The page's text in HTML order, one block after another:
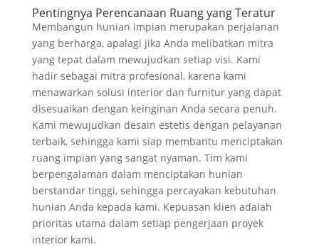
Pentingnya Perencanaan Ruang yang Teratur
Membangun hunian impian merupakan perjalanan
yang berharga, apalagi jika Anda melibatkan mitra
yang tepat dalam mewujudkan setiap visi. Kami
hadir sebagai mitra profesional, karena kami
menawarkan solusi interior dan furnitur yang dapat
disesuaikan dengan keinginan Anda secara penuh.
Kami mewujudkan desain estetis dengan pelayanan
terbaik, sehingga kami siap membantu menciptakan
ruang impian yang sangat nyaman. Tim kami
berpengalaman dalam menciptakan hunian
berstandar tinggi, sehingga percayakan kebutuhan
hunian Anda kepada kami. Kepuasan klien adalah
prioritas utama dalam setiap pengerjaan proyek
interior kami.